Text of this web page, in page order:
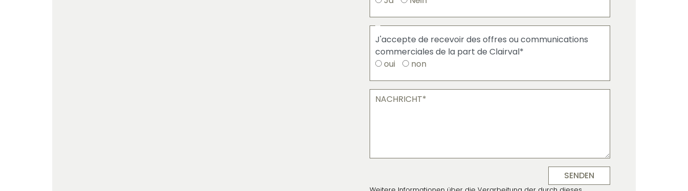
de
recevoir
des
offres
commerciales
J'accepte de recevoir des offres ou communications
commerciales de la part de Clairval*
oui
non
Nachricht